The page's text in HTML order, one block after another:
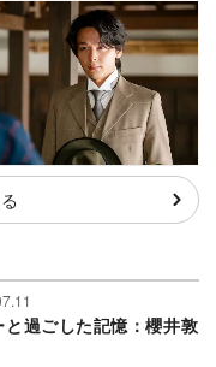
と過ごした記憶：櫻井敦